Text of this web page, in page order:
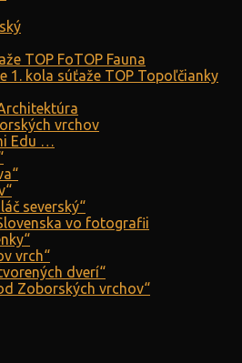
TOP FoTOP Fauna
1. kola súťaže TOP Topoľčianky
vrchov
Edu …
severský“
vo fotografii
vrch“
dverí“
Zoborských vrchov“